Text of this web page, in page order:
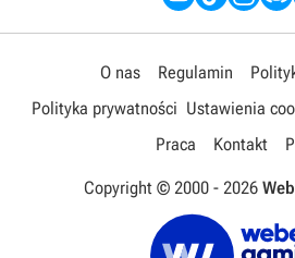
O nas Regulamin
Polityka prywatności Ustawienia
Praca
Kontakt
Copyright © 2000 - 2026